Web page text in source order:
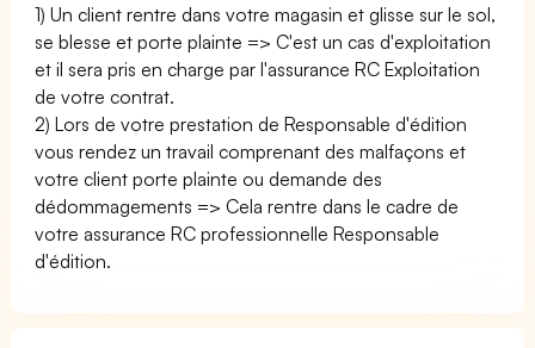
1) Un client rentre dans votre magasin et glisse sur le sol,
se blesse et porte plainte => C'est un cas d'exploitation
et il sera pris en charge par l'assurance RC Exploitation
de votre contrat.
2) Lors de votre prestation de Responsable d'édition
vous rendez un travail comprenant des malfaçons et
votre client porte plainte ou demande des
dédommagements => Cela rentre dans le cadre de
votre assurance RC professionnelle Responsable
d'édition.